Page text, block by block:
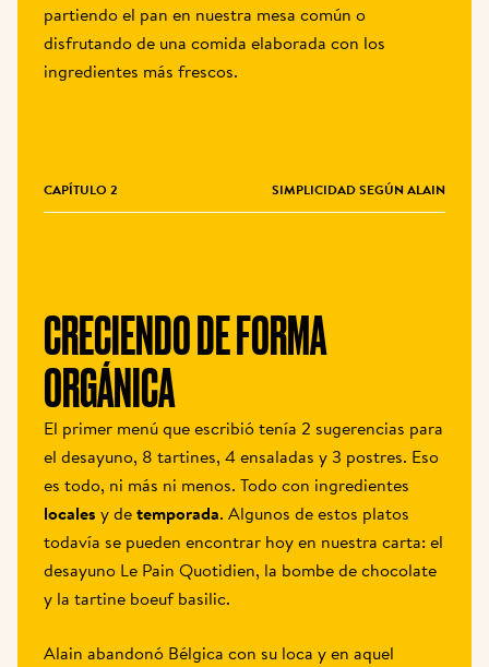
partiendo el pan en nuestra mesa común o
disfrutando de una comida elaborada con los
ingredientes más frescos.
CAPÍTULO 2 SIMPLICIDAD SEGÚN ALAIN
CRECIENDO DE FORMA
ORGÁNICA
El primer menú que escribió tenía 2 sugerencias para
el desayuno, 8 tartines, 4 ensaladas y 3 postres. Eso
locales y de temporada. Algunos de estos platos
todavía se pueden encontrar hoy en nuestra carta: el
desayuno Le Pain Quotidien, la bombe de chocolate
y la tartine boeuf basilic.
Alain abandonó Bélgica con su loca y en aquel